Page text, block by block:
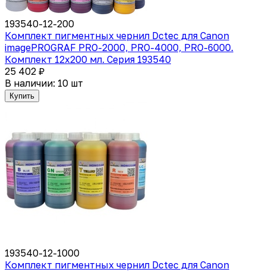
193540-12-200
Комплект пигментных чернил Dctec для Canon
imagePROGRAF PRO-2000, PRO-4000, PRO-6000.
Комплект 12x200 мл. Серия 193540
25 402 ₽
В наличии: 10 шт
Купить
193540-12-1000
Комплект пигментных чернил Dctec для Canon